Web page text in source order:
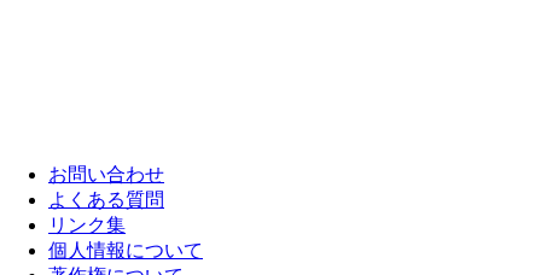
お問い合わせ
よくある質問
リンク集
個人情報について